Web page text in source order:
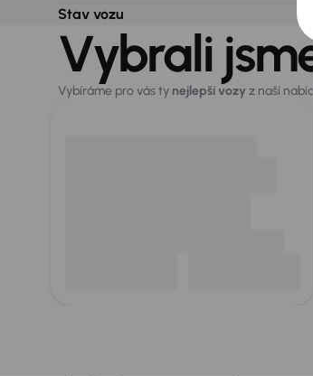
Stav vozu
Vybrali
Vybíráme pro vás ty nejlepší vozy z naší